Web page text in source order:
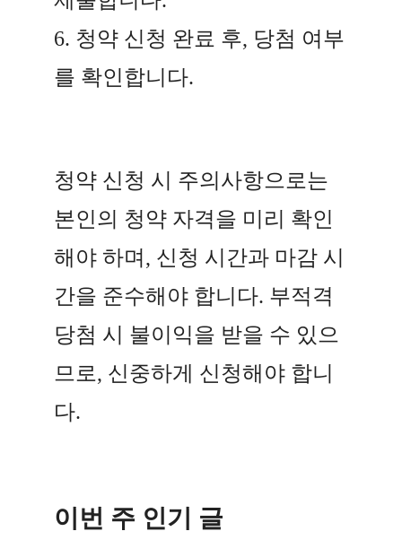
6. 청약 신청 완료 후, 당첨 여부
를 확인합니다.
청약 신청 시 주의사항으로는
본인의 청약 자격을 미리 확인
해야 하며, 신청 시간과 마감 시
간을 준수해야 합니다. 부적격
당첨 시 불이익을 받을 수 있으
므로, 신중하게 신청해야 합니
다.
이번 주 인기 글